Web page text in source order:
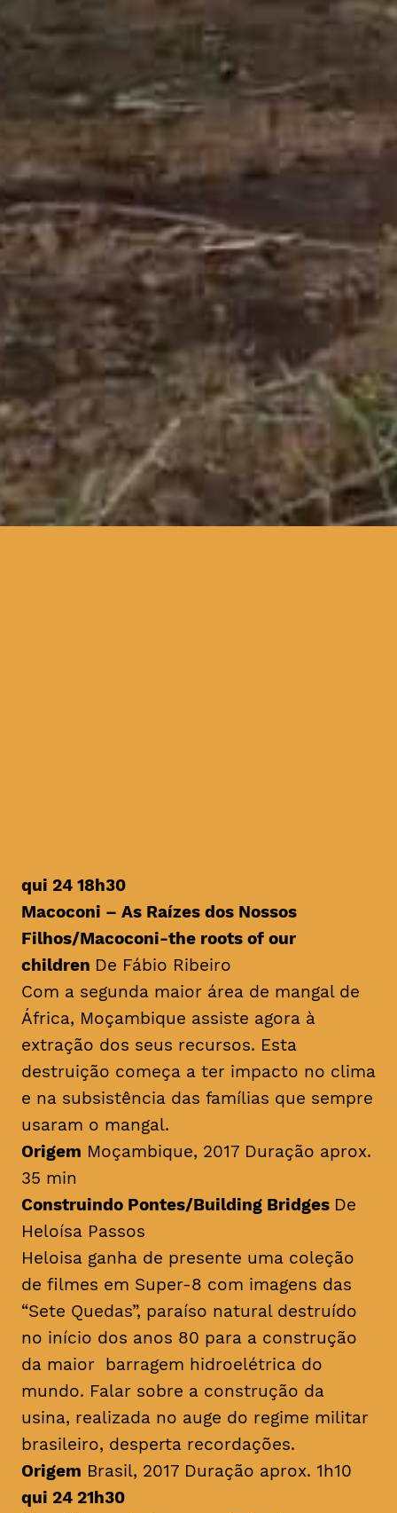
qui 24 18h30
Macoconi – As Raízes dos Nossos
Filhos/Macoconi-the roots of our
children De Fábio Ribeiro
Com a segunda maior área de mangal de
África, Moçambique assiste agora à
extração dos seus recursos. Esta
destruição começa a ter impacto no clima
e na subsistência das famílias que sempre
usaram o mangal.
Origem Moçambique, 2017 Duração aprox.
35 min
Construindo Pontes/Building Bridges De
Heloísa Passos
Heloisa ganha de presente uma coleção
de filmes em Super-8 com imagens das
“Sete Quedas”, paraíso natural destruído
no início dos anos 80 para a construção
da maior barragem hidroelétrica do
mundo. Falar sobre a construção da
usina, realizada no auge do regime militar
brasileiro, desperta recordações.
Origem Brasil, 2017 Duração aprox. 1h10
qui 24 21h30